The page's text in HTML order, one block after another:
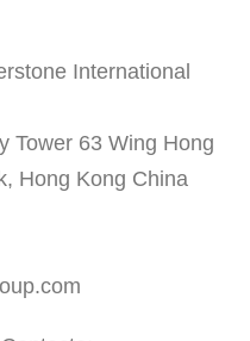
International
Tower 63 Wing Hong
Hong Kong China